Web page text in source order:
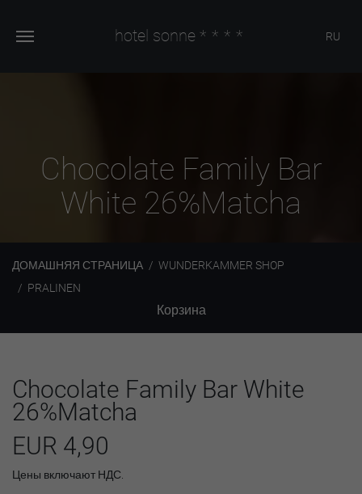
hotel sonne **** RU
Chocolate Family Bar
White 26%Matcha
ДОМАШНЯЯ СТРАНИЦА
WUNDERKAMMER SHOP
PRALINEN
Корзина
Chocolate Family Bar White
26%Matcha
EUR 4,90
Цены включают НДС.